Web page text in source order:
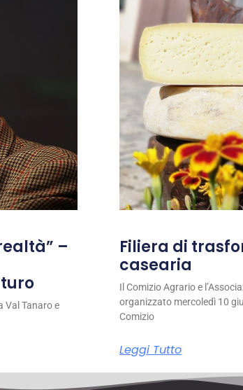
–
Val Tanaro e
Filiera di
casearia
Il Comizio Agrario e
organizzato mercoledì 10
Comizio
Leggi Tutto